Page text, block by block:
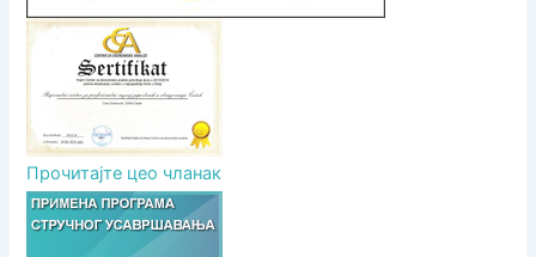
Прочитајте цео чланак